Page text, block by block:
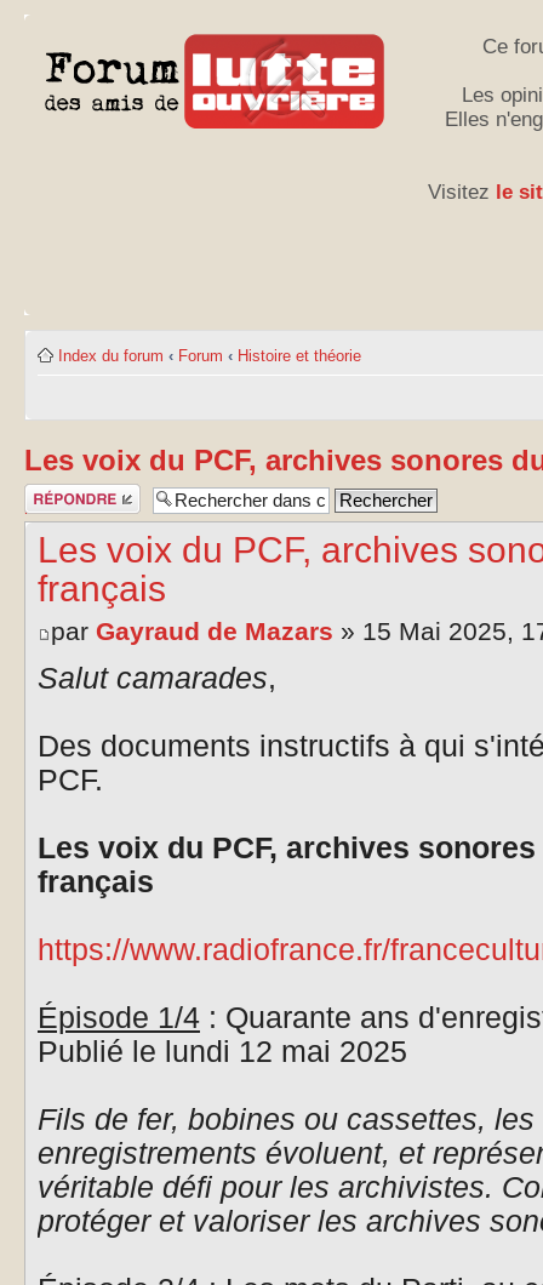
Ce
Les
Elles
Visitez le
Index du forum ‹ Forum ‹ Histoire et théorie
Les voix du PCF, archives sonores
Publier une
réponse
Les voix du PCF, archives
français
par Gayraud de Mazars » 15 Mai 2025,
Salut camarades,
Des documents instructifs à qui
PCF.
Les voix du PCF, archives
français
https://www.radiofrance.fr/
Épisode 1/4 : Quarante ans
Publié le lundi 12 mai 2025
Fils de fer, bobines ou cassettes,
enregistrements évoluent, et
véritable défi pour les archivistes.
protéger et valoriser les archives